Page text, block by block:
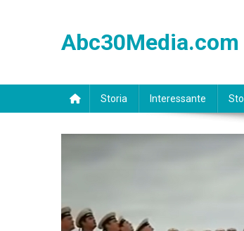
Abc30Media.com
Storia Interessante